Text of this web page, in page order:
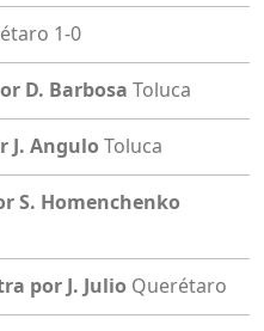
1-0
D. Barbosa Toluca
J. Angulo Toluca
S. Homenchenko
por J. Julio Querétaro